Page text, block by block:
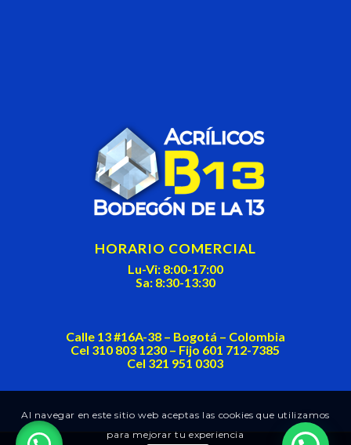
HORARIO COMERCIAL
Lu-Vi: 8:00-17:00
Sa: 8:30-13:30
Calle 13 #16A-38 – Bogotá – Colombia
Cel 310 803 1230 – Fijo 601 712-7385
Cel 321 951 0303
Al navegar en este sitio web aceptas las cookies que utilizamos
para mejorar tu experiencia